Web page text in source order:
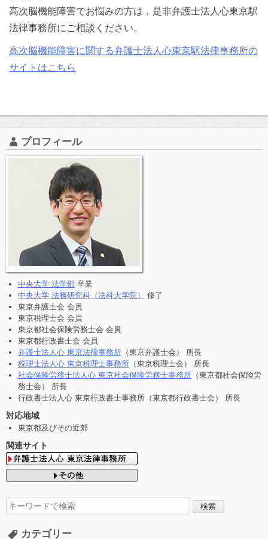
高次脳機能障害でお悩みの方は，是非弁護士法人心東京駅
法律事務所にご相談ください。
高次脳機能障害に関する弁護士法人心東京駅法律事務所の
サイトはこちら
プロフィール
中央大学 法学部 卒業
中央大学 法務研究科（法科大学院）
修了
東京弁護士会 会員
東京税理士会 会員
東京都社会保険労務士会 会員
東京都行政書士会 会員
弁護士法人心 東京法律事務所 （東京弁護士会） 所長
税理士法人心 東京税理士事務所 （東京税理士会） 所長
社会保険労務士法人心 東京社会保険労務士事務所 （東京都社会保険労
務士会） 所長
行政書士法人心 東京行政書士事務所（東京都行政書士会） 所長
対応地域
東京都及びその近郊
関連サイト
検
索
す
カテゴリー